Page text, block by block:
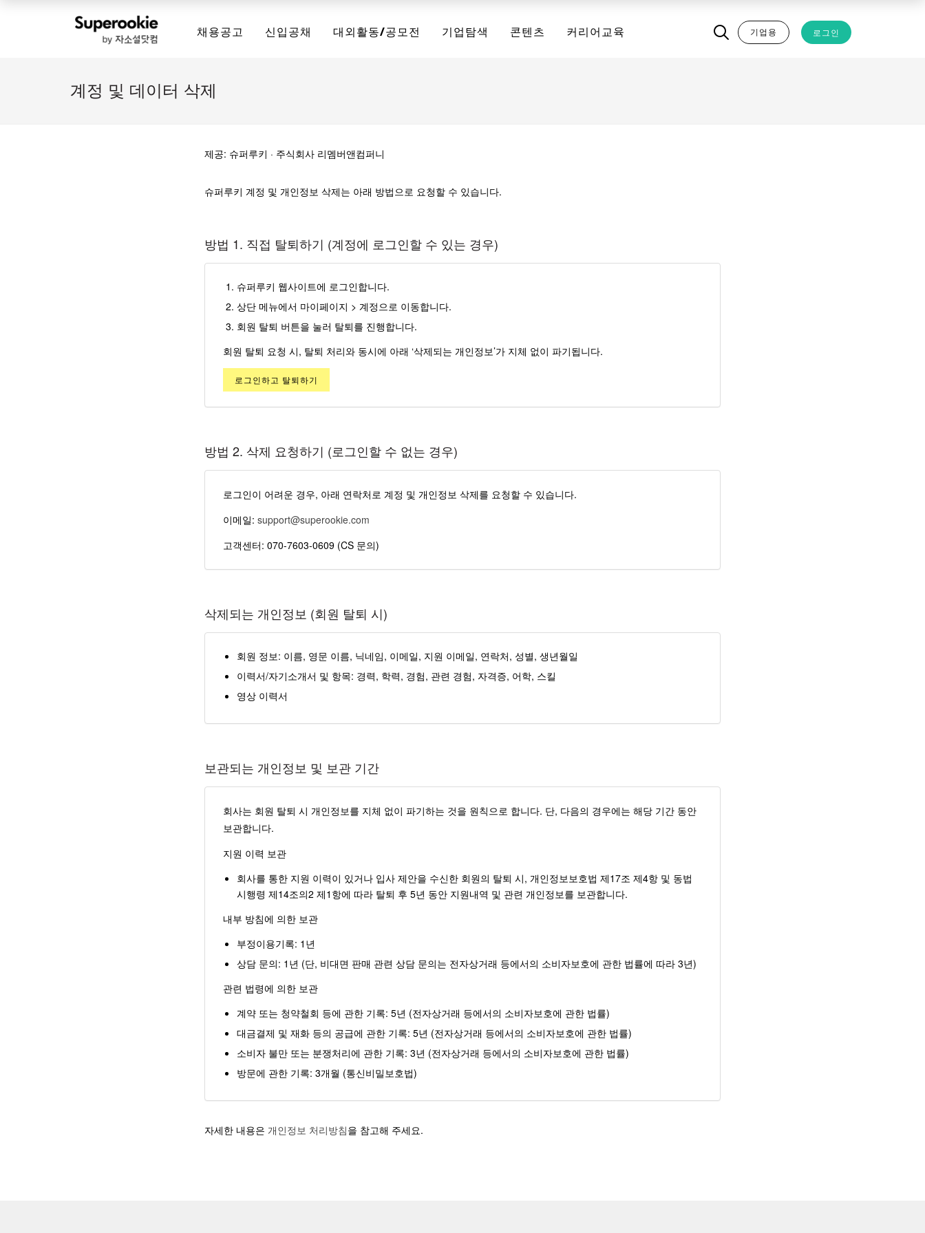
채용공고 신입공채 대외활동/공모전 기업탐색 콘텐츠 커리어교육 로그인
기업용
계정 및 데이터 삭제
제공: 슈퍼루키 · 주식회사 리멤버앤컴퍼니
슈퍼루키 계정 및 개인정보 삭제는 아래 방법으로 요청할 수 있습니다.
방법 1. 직접 탈퇴하기 (계정에 로그인할 수 있는 경우)
슈퍼루키 웹사이트에 로그인합니다.
상단 메뉴에서 마이페이지 > 계정으로 이동합니다.
회원 탈퇴 버튼을 눌러 탈퇴를 진행합니다.
회원 탈퇴 요청 시, 탈퇴 처리와 동시에 아래 ‘삭제되는 개인정보’가 지체 없이 파기됩니다.
로그인하고 탈퇴하기
방법 2. 삭제 요청하기 (로그인할 수 없는 경우)
로그인이 어려운 경우, 아래 연락처로 계정 및 개인정보 삭제를 요청할 수 있습니다.
이메일: support@superookie.com
고객센터: 070-7603-0609 (CS 문의)
삭제되는 개인정보 (회원 탈퇴 시)
회원 정보: 이름, 영문 이름, 닉네임, 이메일, 지원 이메일, 연락처, 성별, 생년월일
이력서/자기소개서 및 항목: 경력, 학력, 경험, 관련 경험, 자격증, 어학, 스킬
영상 이력서
보관되는 개인정보 및 보관 기간
회사는 회원 탈퇴 시 개인정보를 지체 없이 파기하는 것을 원칙으로 합니다. 단, 다음의 경우에는 해당 기간 동안
보관합니다.
지원 이력 보관
회사를 통한 지원 이력이 있거나 입사 제안을 수신한 회원의 탈퇴 시, 개인정보보호법 제17조 제4항 및 동법
시행령 제14조의2 제1항에 따라 탈퇴 후 5년 동안 지원내역 및 관련 개인정보를 보관합니다.
내부 방침에 의한 보관
부정이용기록: 1년
상담 문의: 1년 (단, 비대면 판매 관련 상담 문의는 전자상거래 등에서의 소비자보호에 관한 법률에 따라 3년)
관련 법령에 의한 보관
계약 또는 청약철회 등에 관한 기록: 5년 (전자상거래 등에서의 소비자보호에 관한 법률)
대금결제 및 재화 등의 공급에 관한 기록: 5년 (전자상거래 등에서의 소비자보호에 관한 법률)
소비자 불만 또는 분쟁처리에 관한 기록: 3년 (전자상거래 등에서의 소비자보호에 관한 법률)
방문에 관한 기록: 3개월 (통신비밀보호법)
자세한 내용은 개인정보 처리방침을 참고해 주세요.